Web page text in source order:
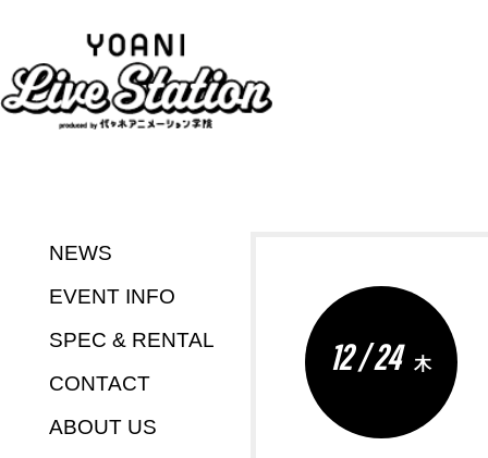
NEWS
EVENT INFO
SPEC & RENTAL
CONTACT
ABOUT US
12 / 24 木